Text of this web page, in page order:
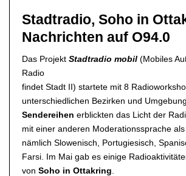
Stadtradio, Soho in
Nachrichten auf O94.0
Das Projekt Stadtradio mobil (Mobiles
Radio
findet Stadt II) startete mit 8
unterschiedlichen Bezirken und
Sendereihen erblickten das Licht der
mit einer anderen Moderationssprache als
nämlich Slowenisch, Portugiesisch,
Farsi. Im Mai gab es einige
von Soho in Ottakring